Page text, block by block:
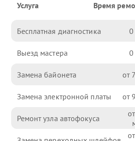
Услуга Время
Бесплатная диагностика 0
Выезд мастера 0
Замена байонета
Замена электронной платы
Ремонт узла автофокуса